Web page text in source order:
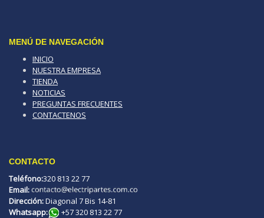
MENÚ DE NAVEGACIÓN
INICIO
NUESTRA EMPRESA
TIENDA
NOTICIAS
PREGUNTAS FRECUENTES
CONTACTENOS
CONTACTO
Teléfono:320 813 22 77
Email:
Dirección:Diagonal 7 Bis 14-81
Whatsapp:
+57 320 813 22 77